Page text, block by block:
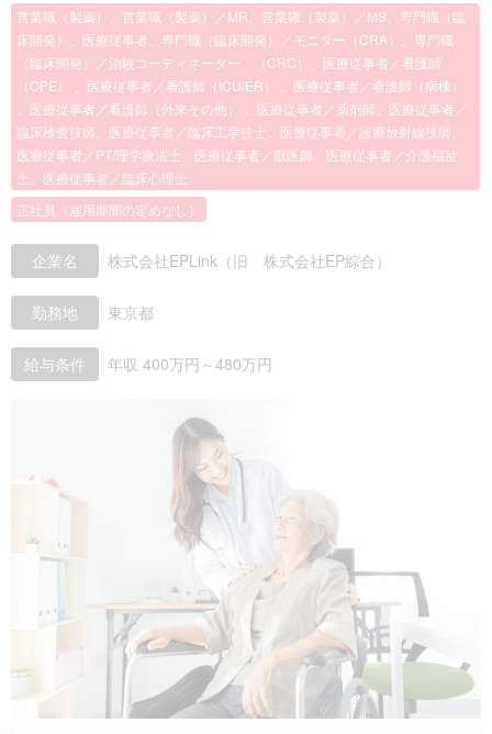
営業職（製薬）、営業職（製薬）／MR、営業職（製薬）／MS、専門職（臨
床開発）、医療従事者、専門職（臨床開発）／モニター（CRA）、専門職
（臨床開発）／治験コーディネーター （CRC）、医療従事者／看護師
（OPE） 、医療従事者／看護師（ICU/ER） 、医療従事者／看護師（病棟）
、医療従事者／看護師（外来その他） 、医療従事者／薬剤師、医療従事者／
臨床検査技師、医療従事者／臨床工学技士、医療従事者／診療放射線技師、
医療従事者／PT/理学療法士、医療従事者／獣医師、医療従事者／介護福祉
士、医療従事者／臨床心理士
正社員（雇用期間の定めなし）
企業名 株式会社EPLink（旧 株式会社EP綜合）
勤務地 東京都
給与条件 年収 400万円～480万円